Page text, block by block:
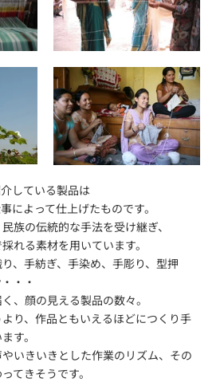
している製品は
によって仕上げたものです。
族の伝統的な手法を受け継ぎ、
れる素材を用いています。
、手紡ぎ、手染め、手彫り、型押
・・
、顔の見える製品の数々。
り、作品ともいえるほどにつくり手
す。
いきいきとした作業のリズム、その
てきそうです。